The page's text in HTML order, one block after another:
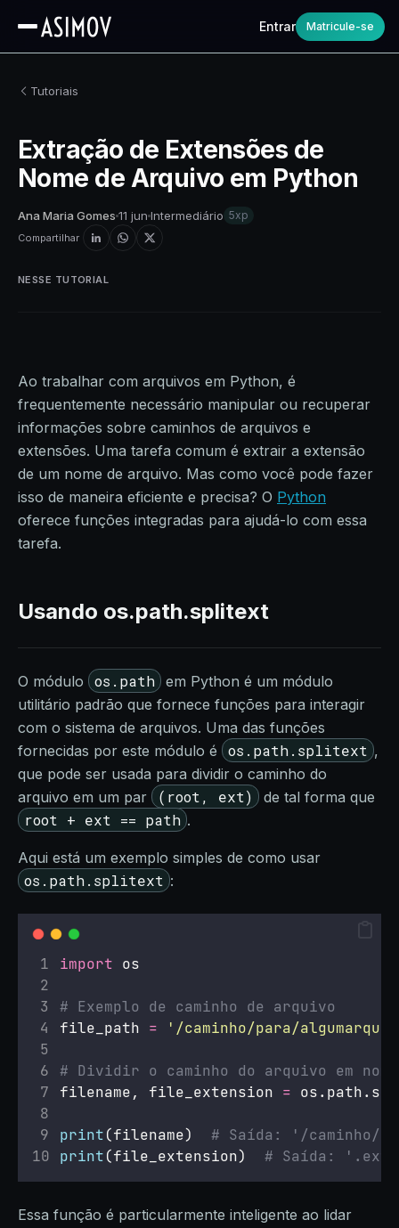
Entrar Matricule-se
Tutoriais
Extração de Extensões de
Nome de Arquivo em Python
Ana Maria Gomes 11 jun Intermediário 5xp
Compartilhar
Ao trabalhar com arquivos em Python, é
frequentemente necessário manipular ou recuperar
informações sobre caminhos de arquivos e
extensões. Uma tarefa comum é extrair a extensão
de um nome de arquivo. Mas como você pode fazer
isso de maneira eficiente e precisa? O Python
oferece funções integradas para ajudá-lo com essa
tarefa.
Usando os.path.splitext
O módulo os.path em Python é um módulo
utilitário padrão que fornece funções para interagir
com o sistema de arquivos. Uma das funções
fornecidas por este módulo é
os.path.splitext ,
que pode ser usada para dividir o caminho do
arquivo em um par
(root, ext) de tal forma que
root + ext == path .
Aqui está um exemplo simples de como usar
os.path.splitext :
import os
# Exemplo de caminho de arquivo
file_path = ' /caminho/para/
# Dividir o caminho do arquivo em
filename, file_extension =
print(filename) # Saída: '/caminho/
print(file_extension) # Saída: '.ext'
Essa função é particularmente inteligente ao lidar
NESSE TUTORIAL